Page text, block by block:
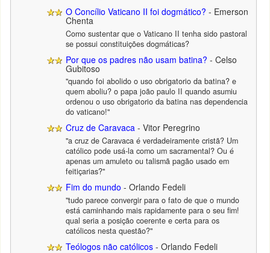
O Concílio Vaticano II foi dogmático? - Emerson
Chenta
Como sustentar que o Vaticano II tenha sido pastoral
se possui constituições dogmáticas?
Por que os padres não usam batina? - Celso
Gubitoso
"quando foi abolido o uso obrigatorio da batina? e
quem aboliu? o papa joão paulo II quando asumiu
ordenou o uso obrigatorio da batina nas dependencia
do vaticano!"
Cruz de Caravaca - Vitor Peregrino
"a cruz de Caravaca é verdadeiramente cristã? Um
católico pode usá-la como um sacramental? Ou é
apenas um amuleto ou talismã pagão usado em
feitiçarias?"
Fim do mundo - Orlando Fedeli
"tudo parece convergir para o fato de que o mundo
está caminhando mais rapidamente para o seu fim!
qual seria a posição coerente e certa para os
católicos nesta questão?"
Teólogos não católicos - Orlando Fedeli